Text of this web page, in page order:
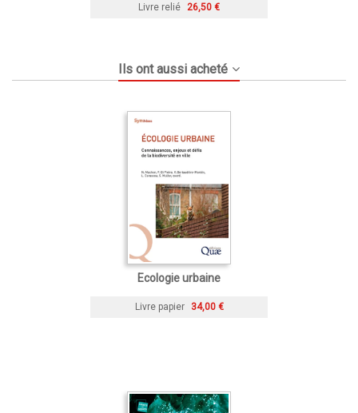
Livre relié 26,50 €
Ils ont aussi acheté
Ecologie urbaine
Livre papier 34,00 €